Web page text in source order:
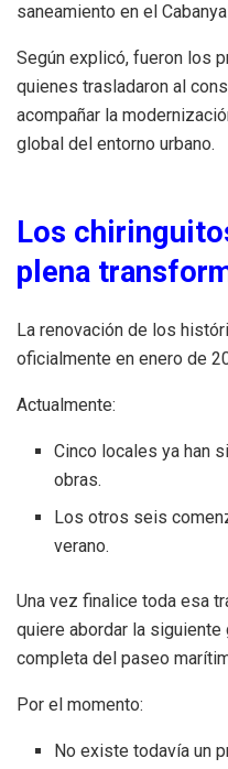
saneamiento en el
Según explicó, fueron los
quienes trasladaron al
acompañar la
global del entorno urbano.
Los
plena
La renovación de los
oficialmente en enero de
Actualmente:
Cinco locales ya han
obras.
Los otros seis
verano.
Una vez finalice toda esa
quiere abordar la
completa del paseo
Por el momento:
No existe todavía un